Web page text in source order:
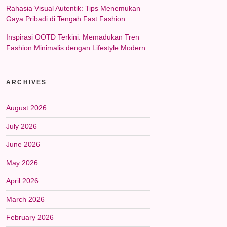
Rahasia Visual Autentik: Tips Menemukan
Gaya Pribadi di Tengah Fast Fashion
Inspirasi OOTD Terkini: Memadukan Tren
Fashion Minimalis dengan Lifestyle Modern
ARCHIVES
August 2026
July 2026
June 2026
May 2026
April 2026
March 2026
February 2026